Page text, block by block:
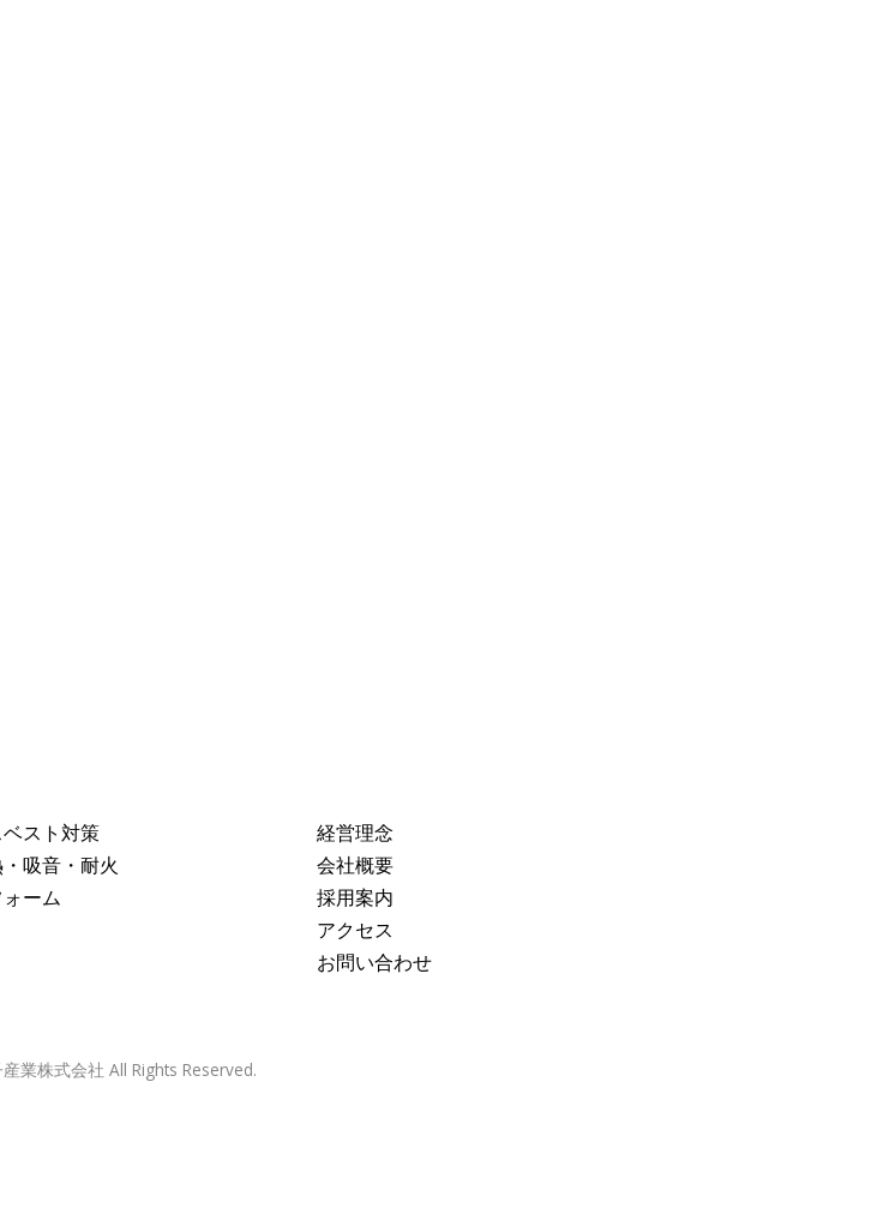
スト対策
吸音・耐火
ォーム
経営理念
会社概要
採用案内
アクセス
お問い合わせ
業株式会社 All Rights Reserved.